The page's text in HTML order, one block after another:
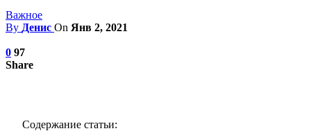
Важное
By Денис On Янв 2, 2021
0 97
Share
Содержание статьи: